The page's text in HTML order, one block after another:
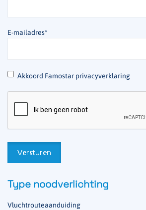
E-mailadres*
* Akkoord Famostar privacyverklaring
Type noodverlichting
Vluchtrouteaanduiding